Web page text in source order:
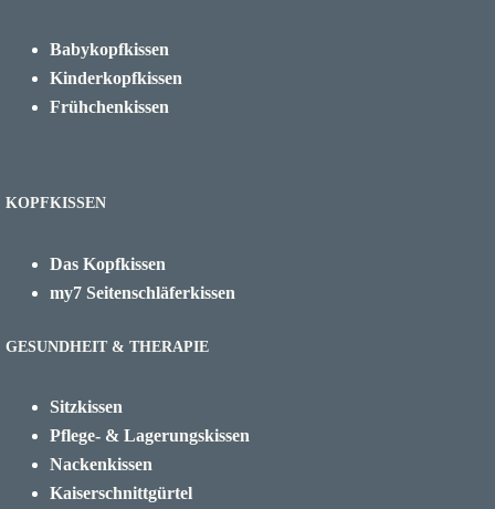
Babykopfkissen
Kinderkopfkissen
Frühchenkissen
KOPFKISSEN
Das Kopfkissen
my7 Seitenschläferkissen
GESUNDHEIT & THERAPIE
Sitzkissen
Pflege- & Lagerungskissen
Nackenkissen
Kaiserschnittgürtel